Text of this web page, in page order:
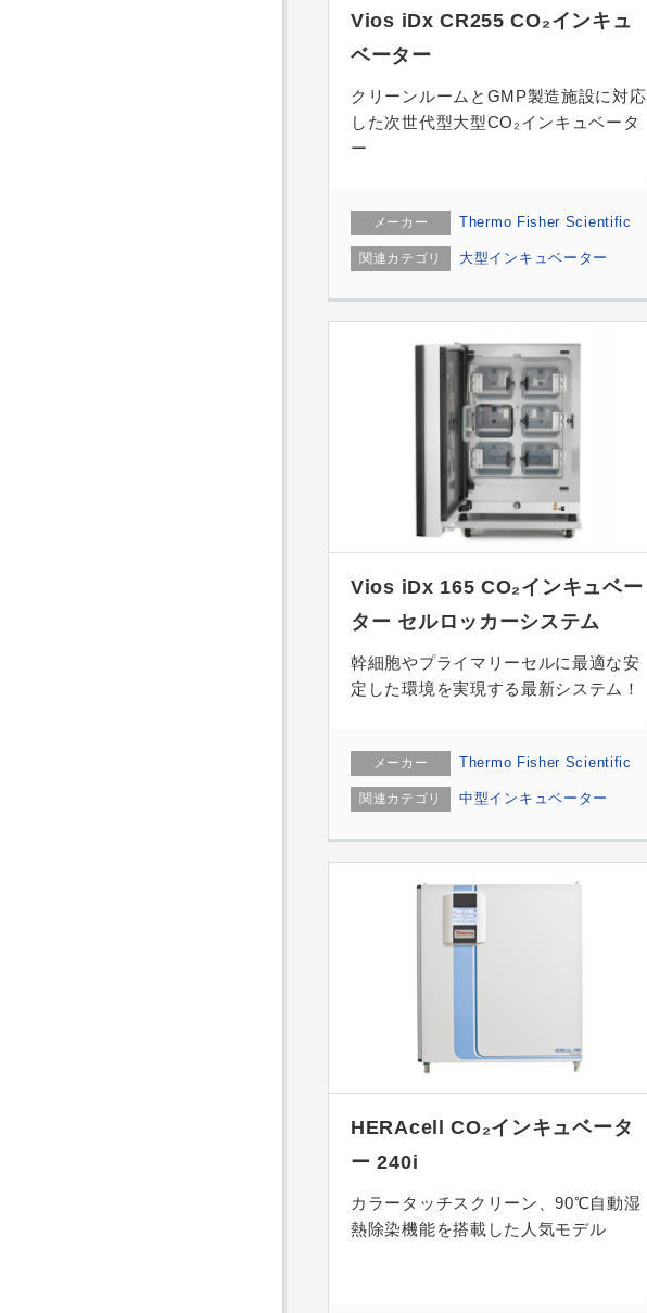
Vios iDx CR255 CO₂インキュ
ベーター
クリーンルームとGMP製造施設に対応
した次世代型大型CO₂インキュベータ
ー
メーカー Thermo Fisher Scientific
関連カテゴリ 大型インキュベーター
Vios iDx 165 CO₂インキュベー
ター セルロッカーシステム
幹細胞やプライマリーセルに最適な安
定した環境を実現する最新システム！
メーカー Thermo Fisher Scientific
関連カテゴリ 中型インキュベーター
HERAcell CO₂インキュベータ
ー 240i
カラータッチスクリーン、90℃自動湿
熱除染機能を搭載した人気モデル